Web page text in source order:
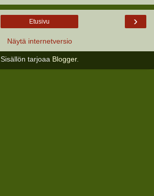
›
Etusivu
Näytä internetversio
Sisällön tarjoaa Blogger.